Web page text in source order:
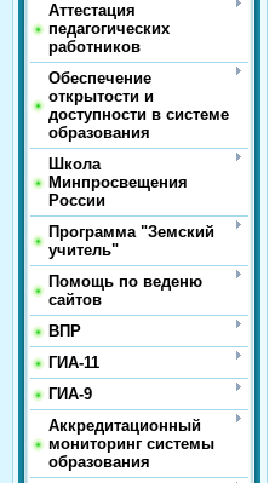
Аттестация
педагогических
работников
Обеспечение
открытости и
доступности в системе
образования
Школа
Минпросвещения
России
Программа "Земский
учитель"
Помощь по веденю
сайтов
ВПР
ГИА-11
ГИА-9
Аккредитационный
мониторинг системы
образования